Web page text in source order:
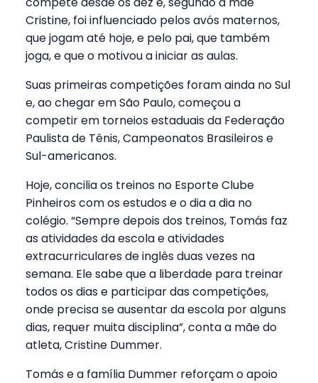
Cristine, foi influenciado pelos avós maternos,
que jogam até hoje, e pelo pai, que também
joga, e que o motivou a iniciar as aulas.
Suas primeiras competições foram ainda no Sul
e, ao chegar em São Paulo, começou a
competir em torneios estaduais da Federação
Paulista de Tênis, Campeonatos Brasileiros e
Sul-americanos.
Hoje, concilia os treinos no Esporte Clube
Pinheiros com os estudos e o dia a dia no
colégio. “Sempre depois dos treinos, Tomás faz
as atividades da escola e atividades
extracurriculares de inglês duas vezes na
semana. Ele sabe que a liberdade para treinar
todos os dias e participar das competições,
onde precisa se ausentar da escola por alguns
dias, requer muita disciplina”, conta a mãe do
atleta, Cristine Dummer.
Tomás e a família Dummer reforçam o apoio